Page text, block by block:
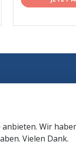
Wir
Vielen Dank.